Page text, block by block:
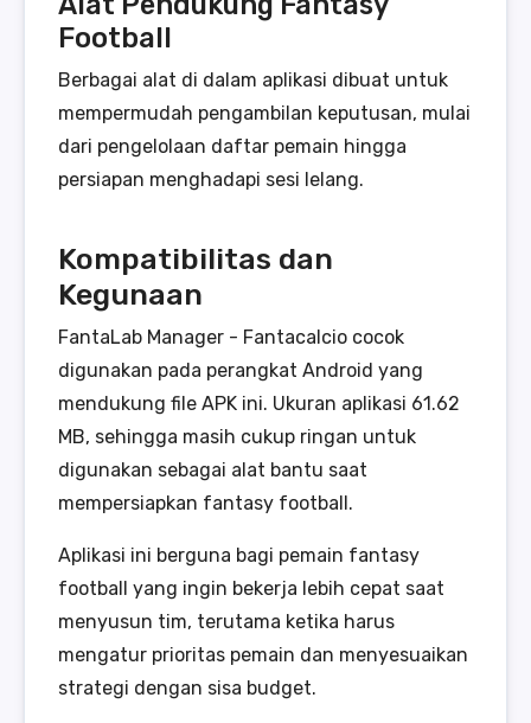
Football
Berbagai alat di dalam aplikasi dibuat untuk
mempermudah pengambilan keputusan, mulai
dari pengelolaan daftar pemain hingga
persiapan menghadapi sesi lelang.
Kompatibilitas dan
Kegunaan
FantaLab Manager - Fantacalcio cocok
digunakan pada perangkat Android yang
mendukung file APK ini. Ukuran aplikasi 61.62
MB, sehingga masih cukup ringan untuk
digunakan sebagai alat bantu saat
mempersiapkan fantasy football.
Aplikasi ini berguna bagi pemain fantasy
football yang ingin bekerja lebih cepat saat
menyusun tim, terutama ketika harus
mengatur prioritas pemain dan menyesuaikan
strategi dengan sisa budget.